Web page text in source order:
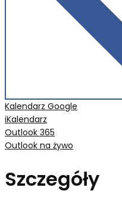
Kalendarz Google
iKalendarz
Outlook 365
Outlook na żywo
Szczegóły